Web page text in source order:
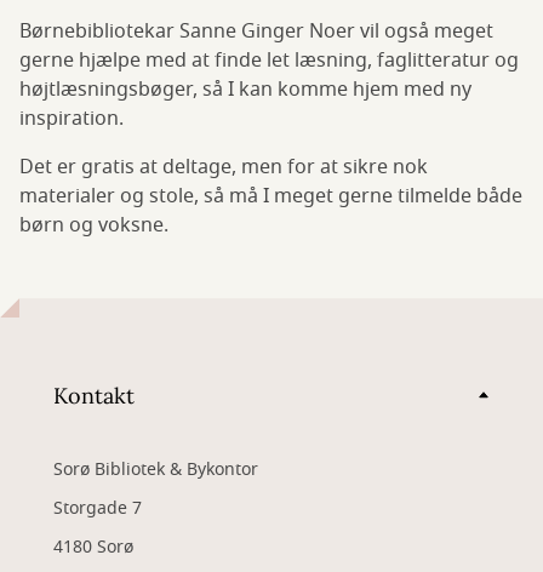
Børnebibliotekar Sanne Ginger Noer vil også meget
gerne hjælpe med at finde let læsning, faglitteratur og
højtlæsningsbøger, så I kan komme hjem med ny
inspiration.
Det er gratis at deltage, men for at sikre nok
materialer og stole, så må I meget gerne tilmelde både
børn og voksne.
Kontakt
Sorø Bibliotek & Bykontor
Storgade 7
4180 Sorø